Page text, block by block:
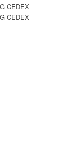
CEDEX
CEDEX